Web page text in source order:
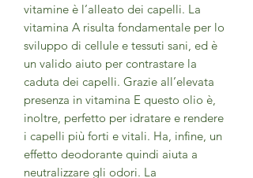
vitamine è l’alleato dei capelli. La
vitamina A risulta fondamentale per lo
sviluppo di cellule e tessuti sani, ed è
un valido aiuto per contrastare la
caduta dei capelli. Grazie all’elevata
presenza in vitamina E questo olio è,
inoltre, perfetto per idratare e rendere
i capelli più forti e vitali. Ha, infine, un
effetto deodorante quindi aiuta a
neutralizzare gli odori. La